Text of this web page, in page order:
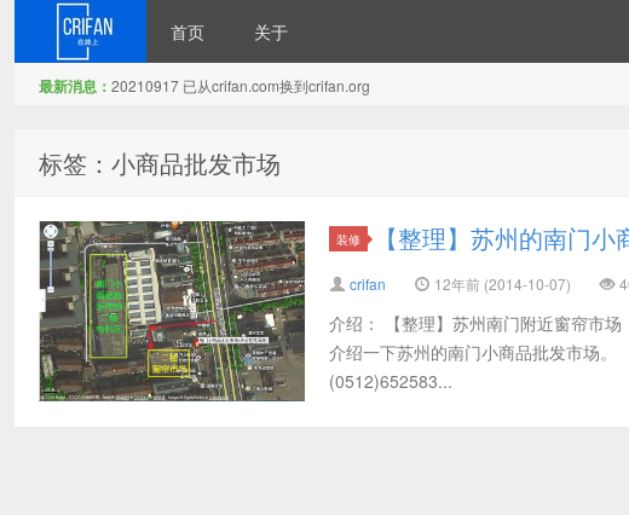
首页 关于
最新消息： 20210917 已从crifan.com换到crifan.org
标签：小商品批发市场
装修 【整理】苏州的南门
crifan 12年前 (2014-10-07)
介绍： 【整理】苏州南门附近窗帘市
介绍一下苏州的南门小商品批发市场
(0512)652583...